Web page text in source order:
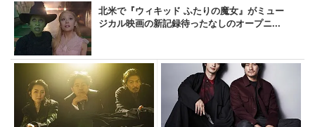
北米で『ウィキッド ふたりの魔女』がミュー
ジカル映画の新記録待ったなしのオープニ...